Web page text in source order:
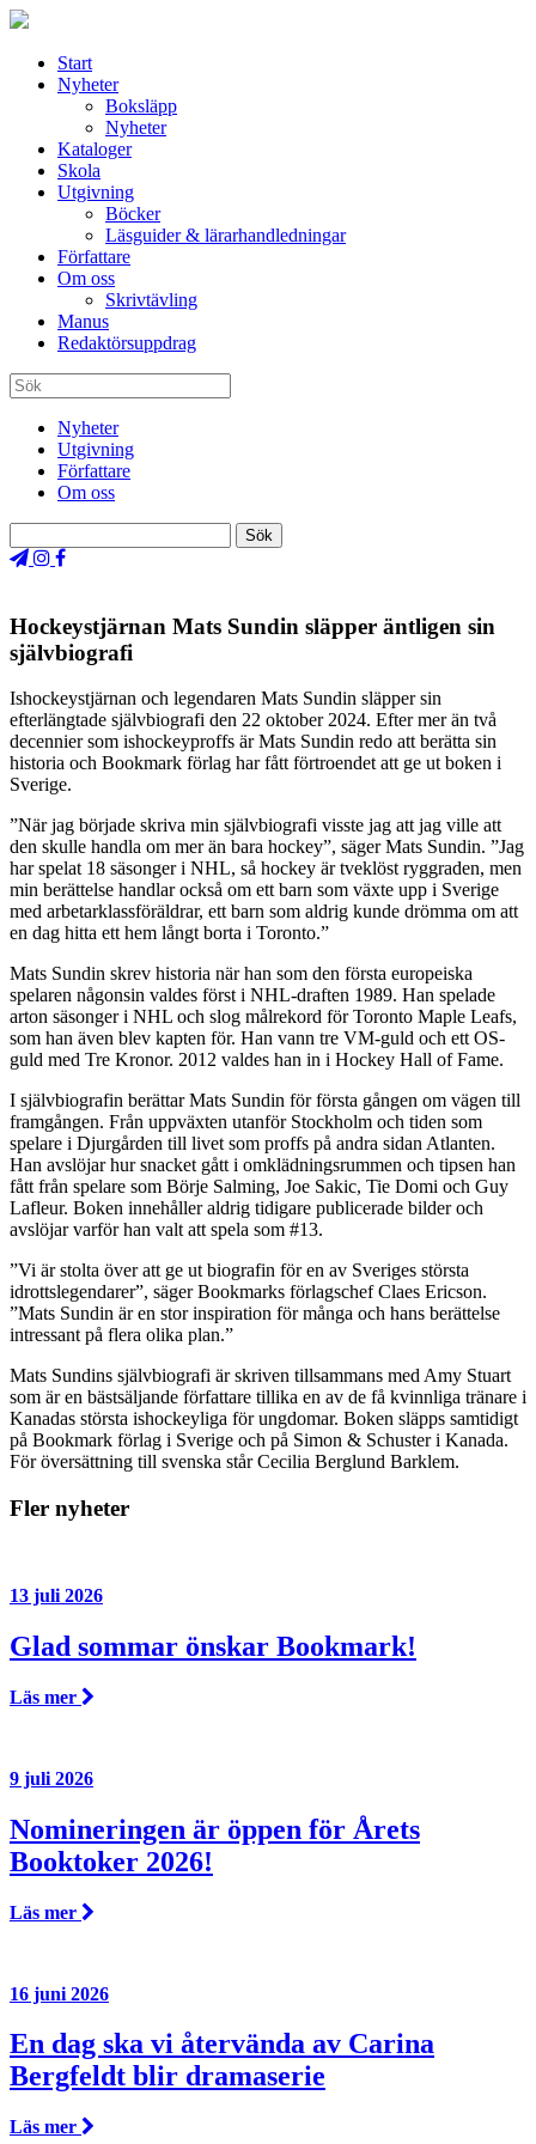
Start
Nyheter
Boksläpp
Nyheter
Kataloger
Skola
Utgivning
Böcker
Läsguider & lärarhandledningar
Författare
Om oss
Skrivtävling
Manus
Redaktörsuppdrag
Nyheter
Utgivning
Författare
Om oss
Hockeystjärnan Mats Sundin släpper äntligen sin
självbiografi
Ishockeystjärnan och legendaren Mats Sundin släpper sin
efterlängtade självbiografi den 22 oktober 2024. Efter mer än två
decennier som ishockeyproffs är Mats Sundin redo att berätta sin
historia och Bookmark förlag har fått förtroendet att ge ut boken i
Sverige.
”När jag började skriva min självbiografi visste jag att jag ville att
den skulle handla om mer än bara hockey”, säger Mats Sundin. ”Jag
har spelat 18 säsonger i NHL, så hockey är tveklöst ryggraden, men
min berättelse handlar också om ett barn som växte upp i Sverige
med arbetarklassföräldrar, ett barn som aldrig kunde drömma om att
en dag hitta ett hem långt borta i Toronto.”
Mats Sundin skrev historia när han som den första europeiska
spelaren någonsin valdes först i NHL-draften 1989. Han spelade
arton säsonger i NHL och slog målrekord för Toronto Maple Leafs,
som han även blev kapten för. Han vann tre VM-guld och ett OS-
guld med Tre Kronor. 2012 valdes han in i Hockey Hall of Fame.
I självbiografin berättar Mats Sundin för första gången om vägen till
framgången. Från uppväxten utanför Stockholm och tiden som
spelare i Djurgården till livet som proffs på andra sidan Atlanten.
Han avslöjar hur snacket gått i omklädningsrummen och tipsen han
fått från spelare som Börje Salming, Joe Sakic, Tie Domi och Guy
Lafleur. Boken innehåller aldrig tidigare publicerade bilder och
avslöjar varför han valt att spela som #13.
”Vi är stolta över att ge ut biografin för en av Sveriges största
idrottslegendarer”, säger Bookmarks förlagschef Claes Ericson.
”Mats Sundin är en stor inspiration för många och hans berättelse
intressant på flera olika plan.”
Mats Sundins självbiografi är skriven tillsammans med Amy Stuart
som är en bästsäljande författare tillika en av de få kvinnliga tränare i
Kanadas största ishockeyliga för ungdomar. Boken släpps samtidigt
på Bookmark förlag i Sverige och på Simon & Schuster i Kanada.
För översättning till svenska står Cecilia Berglund Barklem.
Fler nyheter
13 juli 2026
Glad sommar önskar Bookmark!
Läs mer
9 juli 2026
Nomineringen är öppen för Årets
Booktoker 2026!
Läs mer
16 juni 2026
En dag ska vi återvända av Carina
Bergfeldt blir dramaserie
Läs mer